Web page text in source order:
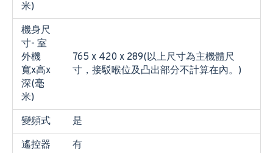
米)
機身尺
寸- 室
外機
寬x高x
深(毫
米)
765 x 420 x 289(以上尺寸為主機體尺
寸，接駁喉位及凸出部分不計算在內。)
變頻式
是
遙控器
有